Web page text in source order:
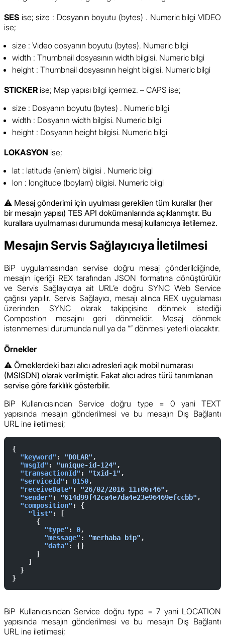
SES ise; size : Dosyanın boyutu (bytes) . Numeric bilgi VIDEO
ise;
size : Video dosyanın boyutu (bytes). Numeric bilgi
width : Thumbnail dosyasının width bilgisi. Numeric bilgi
height : Thumbnail dosyasının height bilgisi. Numeric bilgi
STICKER ise; Map yapısı bilgi içermez. – CAPS ise;
size : Dosyanın boyutu (bytes) . Numeric bilgi
width : Dosyanın width bilgisi. Numeric bilgi
height : Dosyanın height bilgisi. Numeric bilgi
LOKASYON ise;
lat : latitude (enlem) bilgisi . Numeric bilgi
lon : longitude (boylam) bilgisi. Numeric bilgi
⚠️ Mesaj gönderimi için uyulması gerekilen tüm kurallar (her
bir mesajın yapısı) TES API dokümanlarında açıklanmştır. Bu
kurallara uyulmaması durumunda mesaj kullanıcıya iletilemez.
Mesajın Servis Sağlayıcıya İletilmesi
BiP uygulamasından servise doğru mesaj gönderildiğinde,
mesajın içeriği REX tarafından JSON formatına dönüştürülür
ve Servis Sağlayıcıya ait URL’e doğru SYNC Web Service
çağrısı yapılır. Servis Sağlayıcı, mesajı alınca REX uygulaması
üzerinden SYNC olarak takipçisine dönmek istediği
Compostion mesajını geri dönmelidir. Mesaj dönmek
istenmemesi durumunda null ya da “” dönmesi yeterli olacaktır.
Örnekler
⚠️ Örneklerdeki bazı alıcı adresleri açık mobil numarası
(MSISDN) olarak verilmiştir. Fakat alıcı adres türü tanımlanan
servise göre farklılık gösterbilir.
BiP Kullanıcısından Service doğru type = 0 yani TEXT
yapısında mesajın gönderilmesi ve bu mesajın Dış Bağlantı
URL ine iletilmesi;
{
  "keyword"
: "DOLAR" ,
  "msgId"
: "unique-id-124" ,
  "transactionId"
: "txid-1" ,
  "serviceId"
: 8150,
  "receiveDate"
: "26/02/2016 11:06:46" ,
  "sender"
: "614d99f42ca4e7da4e23e96469efccbb" ,
  "composition"
: {
    "list"
: [
      {
        "type"
: 0,
        "message"
: "merhaba bip" ,
        "data"
: {}
      }
    ]
  }
}
BiP Kullanıcısından Service doğru type = 7 yani LOCATION
yapısında mesajın gönderilmesi ve bu mesajın Dış Bağlantı
URL ine iletilmesi;